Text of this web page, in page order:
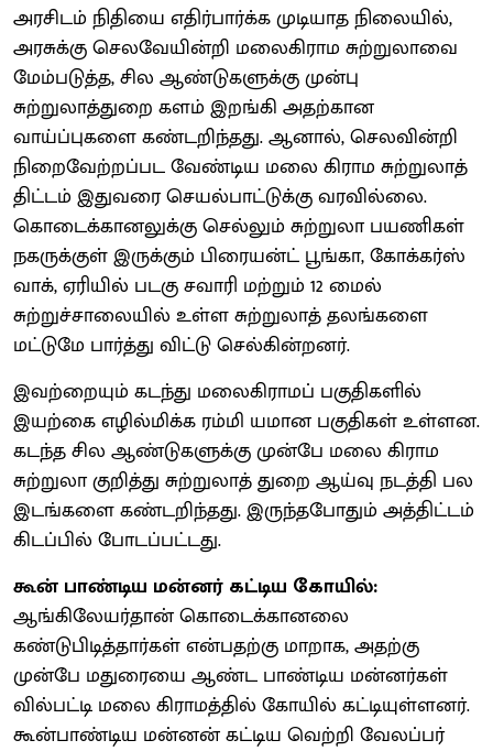
அரசிடம் நிதியை எதிர்பார்க்க முடியாத நிலையில்,
அரசுக்கு செலவேயின்றி மலைகிராம சுற்றுலாவை
மேம்படுத்த, சில ஆண்டுகளுக்கு முன்பு
சுற்றுலாத்துறை களம் இறங்கி அதற்கான
வாய்ப்புகளை கண்டறிந்தது. ஆனால், செலவின்றி
நிறைவேற்றப்பட வேண்டிய மலை கிராம சுற்றுலாத்
திட்டம் இதுவரை செயல்பாட்டுக்கு வரவில்லை.
கொடைக்கானலுக்கு செல்லும் சுற்றுலா பயணிகள்
நகருக்குள் இருக்கும் பிரையன்ட் பூங்கா, கோக்கர்ஸ்
வாக், ஏரியில் படகு சவாரி மற்றும் 12 மைல்
சுற்றுச்சாலையில் உள்ள சுற்றுலாத் தலங்களை
மட்டுமே பார்த்து விட்டு செல்கின்றனர்.
இவற்றையும் கடந்து மலைகிராமப் பகுதிகளில்
இயற்கை எழில்மிக்க ரம்மி யமான பகுதிகள் உள்ளன.
கடந்த சில ஆண்டுகளுக்கு முன்பே மலை கிராம
சுற்றுலா குறித்து சுற்றுலாத் துறை ஆய்வு நடத்தி பல
இடங்களை கண்டறிந்தது. இருந்தபோதும் அத்திட்டம்
கிடப்பில் போடப்பட்டது.
கூன் பாண்டிய மன்னர் கட்டிய கோயில்:
ஆங்கிலேயர்தான் கொடைக்கானலை
கண்டுபிடித்தார்கள் என்பதற்கு மாறாக, அதற்கு
முன்பே மதுரையை ஆண்ட பாண்டிய மன்னர்கள்
வில்பட்டி மலை கிராமத்தில் கோயில் கட்டியுள்ளனர்.
கூன்பாண்டிய மன்னன் கட்டிய வெற்றி வேலப்பர்